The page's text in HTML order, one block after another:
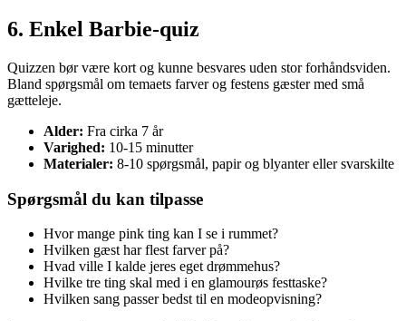
6. Enkel Barbie-quiz
Quizzen bør være kort og kunne besvares uden stor forhåndsviden.
Bland spørgsmål om temaets farver og festens gæster med små
gætteleje.
Alder: Fra cirka 7 år
Varighed: 10-15 minutter
Materialer: 8-10 spørgsmål, papir og blyanter eller svarskilte
Spørgsmål du kan tilpasse
Hvor mange pink ting kan I se i rummet?
Hvilken gæst har flest farver på?
Hvad ville I kalde jeres eget drømmehus?
Hvilke tre ting skal med i en glamourøs festtaske?
Hvilken sang passer bedst til en modeopvisning?